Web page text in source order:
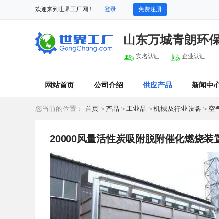
欢迎来到世界工厂网！ 登录 免费注册
山东万城青朗环
实名认证 企业认证
网站首页 公司介绍 供应产品 新闻中
您当前的位置： 首页 > 产品 > 工业品 >机械及行业设备 > 空
20000风量活性炭吸附脱附催化燃烧装